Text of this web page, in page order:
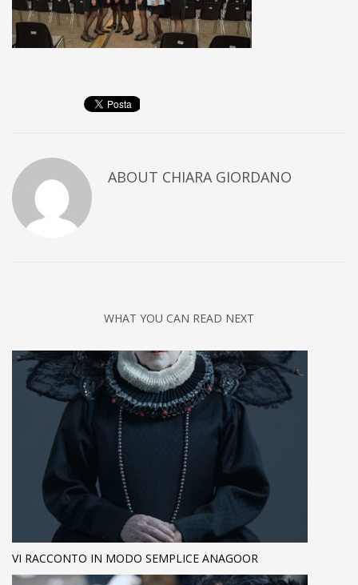
ABOUT CHIARA GIORDANO
WHAT YOU CAN READ NEXT
VI RACCONTO IN MODO SEMPLICE ANAGOOR